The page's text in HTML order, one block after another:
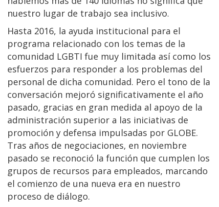
nuestro lugar de trabajo sea inclusivo.
Hasta 2016, la ayuda institucional para el
programa relacionado con los temas de la
comunidad LGBTI fue muy limitada así como los
esfuerzos para responder a los problemas del
personal de dicha comunidad. Pero el tono de la
conversación mejoró significativamente el año
pasado, gracias en gran medida al apoyo de la
administración superior a las iniciativas de
promoción y defensa impulsadas por GLOBE.
Tras años de negociaciones, en noviembre
pasado se reconoció la función que cumplen los
grupos de recursos para empleados, marcando
el comienzo de una nueva era en nuestro
proceso de diálogo.